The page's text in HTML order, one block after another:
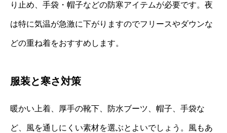
り止め、手袋・帽子などの防寒アイテムが必要です。夜
は特に気温が急激に下がりますのでフリースやダウンな
どの重ね着をおすすめします。
服装と寒さ対策
暖かい上着、厚手の靴下、防水ブーツ、帽子、手袋な
ど、風を通しにくい素材を選ぶとよいでしょう。風もあ